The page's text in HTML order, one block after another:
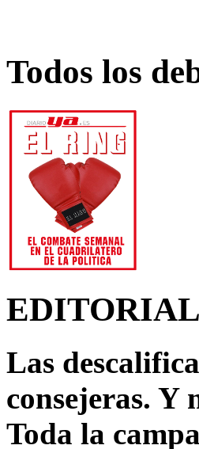
Todos los
EDITORIAL
Las
consejeras. Y
Toda la